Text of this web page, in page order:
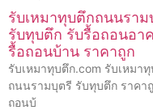
รับเหมาทุบตึกถนนราม
รับทุบตึก รับรื้อถอนอา
รื้อถอนบ้าน ราคาถูก
รับเหมาทุบตึก.com รับเหมา
ถนนรามบุตรี รับทุบตึก ราคา
ถอนบ้